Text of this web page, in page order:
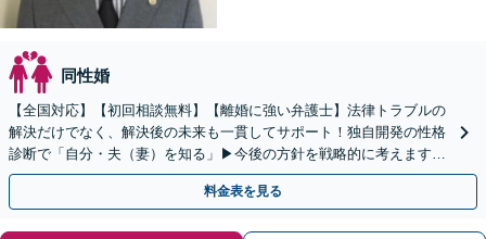
同性婚
【全国対応】【初回相談無料】【離婚に強い弁護士】法律トラブルの
解決だけでなく、解決後の未来も一貫してサポート！独自開発の性格
診断で「自分・夫（妻）を知る」▶︎今後の方針を戦略的に考えます！
【休日夜間／オンライン相談OK】
料金表を見る